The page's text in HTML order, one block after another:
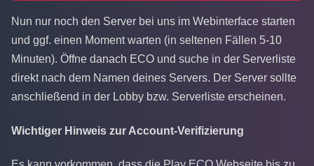
Nun nur noch den Server bei uns im Webinterface starten
und ggf. einen Moment warten (in seltenen Fällen 5-10
Minuten). Öffne danach ECO und suche in der Serverliste
direkt nach dem Namen deines Servers. Der Server sollte
anschließend in der Lobby bzw. Serverliste erscheinen.
Wichtiger Hinweis zur Account-Verifizierung